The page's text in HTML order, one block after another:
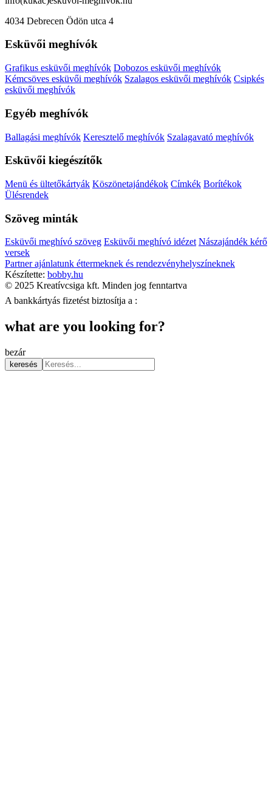
4034 Debrecen Ödön utca 4
Esküvői meghívók
Grafikus esküvői meghívók Dobozos esküvői meghívók
Kémcsöves esküvői meghívók Szalagos esküvői meghívók Csipkés
esküvői meghívók
Egyéb meghívók
Ballagási meghívók Keresztelő meghívók Szalagavató meghívók
Esküvői kiegészítők
Menü és ültetőkártyák Köszönetajándékok Címkék Borítékok
Ülésrendek
Szöveg minták
Esküvői meghívó szöveg Esküvői meghívó idézet Nászajándék kérő
versek
Partner ajánlatunk éttermeknek és rendezvényhelyszíneknek
Készítette: bobby.hu
© 2025 Kreatívcsiga kft. Minden jog fenntartva
A bankkártyás fizetést biztosítja a :
what are you looking for?
bezár
keresés